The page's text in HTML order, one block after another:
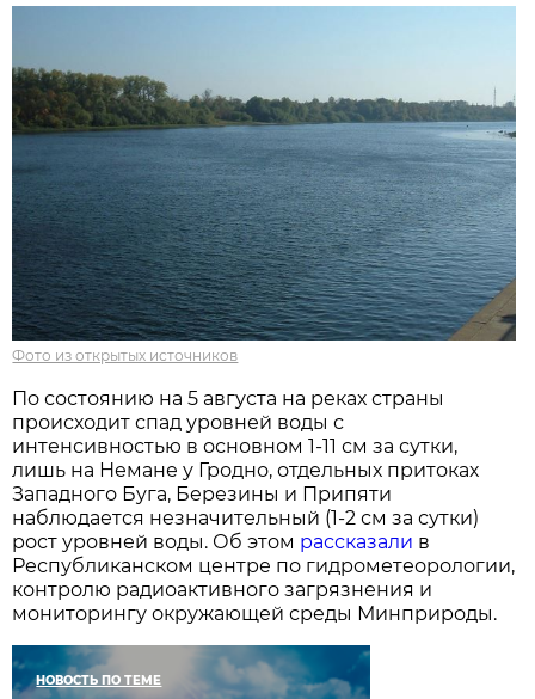
Фото из открытых источников
По состоянию на 5 августа на реках страны
происходит спад уровней воды с
интенсивностью в основном 1-11 см за сутки,
лишь на Немане у Гродно, отдельных притоках
Западного Буга, Березины и Припяти
наблюдается незначительный (1-2 см за сутки)
рост уровней воды. Об этом рассказали в
Республиканском центре по гидрометеорологии,
контролю радиоактивного загрязнения и
мониторингу окружающей среды Минприроды.
НОВОСТЬ ПО ТЕМЕ